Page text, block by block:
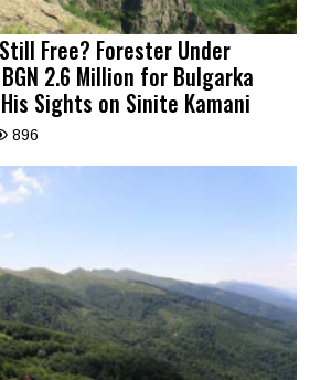
Free? Forester Under
2.6 Million for Bulgarka
Sights on Sinite Kamani
896